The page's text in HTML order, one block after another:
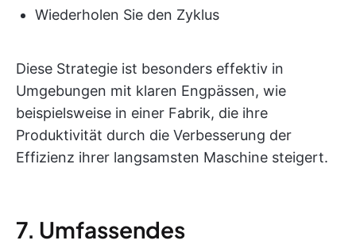
Wiederholen Sie den Zyklus
Diese Strategie ist besonders effektiv in
Umgebungen mit klaren Engpässen, wie
beispielsweise in einer Fabrik, die ihre
Produktivität durch die Verbesserung der
Effizienz ihrer langsamsten Maschine steigert.
7. Umfassendes